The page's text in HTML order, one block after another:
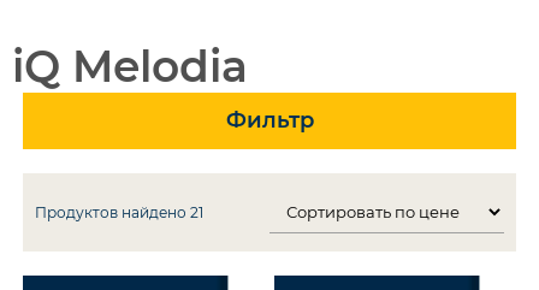
iQ Melodia
Фильтр
Продуктов найдено21